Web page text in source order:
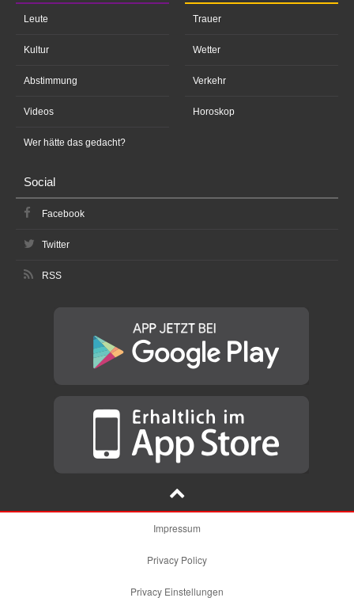
Leute
Kultur
Abstimmung
Videos
Wer hätte das gedacht?
Trauer
Wetter
Verkehr
Horoskop
Social
Facebook
Twitter
RSS
Impressum
Privacy Policy
Privacy Einstellungen